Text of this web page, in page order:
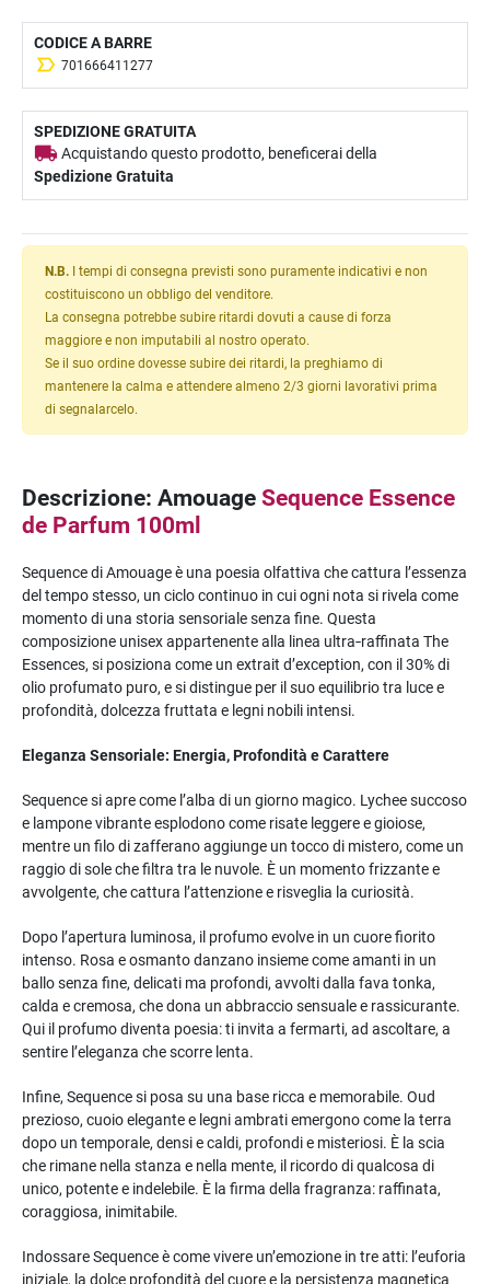
CODICE A BARRE
701666411277
SPEDIZIONE GRATUITA
Acquistando questo prodotto, beneficerai della
Spedizione Gratuita
N.B. I tempi di consegna previsti sono puramente indicativi e non
costituiscono un obbligo del venditore.
La consegna potrebbe subire ritardi dovuti a cause di forza
maggiore e non imputabili al nostro operato.
Se il suo ordine dovesse subire dei ritardi, la preghiamo di
mantenere la calma e attendere almeno 2/3 giorni lavorativi prima
di segnalarcelo.
Descrizione: Amouage Sequence Essence
de Parfum 100ml
Sequence di Amouage è una poesia olfattiva che cattura l’essenza
del tempo stesso, un ciclo continuo in cui ogni nota si rivela come
momento di una storia sensoriale senza fine. Questa
composizione unisex appartenente alla linea ultra‑raffinata The
Essences, si posiziona come un extrait d’exception, con il 30% di
olio profumato puro, e si distingue per il suo equilibrio tra luce e
profondità, dolcezza fruttata e legni nobili intensi.
Eleganza Sensoriale: Energia, Profondità e Carattere
Sequence si apre come l’alba di un giorno magico. Lychee succoso
e lampone vibrante esplodono come risate leggere e gioiose,
mentre un filo di zafferano aggiunge un tocco di mistero, come un
raggio di sole che filtra tra le nuvole. È un momento frizzante e
avvolgente, che cattura l’attenzione e risveglia la curiosità.
Dopo l’apertura luminosa, il profumo evolve in un cuore fiorito
intenso. Rosa e osmanto danzano insieme come amanti in un
ballo senza fine, delicati ma profondi, avvolti dalla fava tonka,
calda e cremosa, che dona un abbraccio sensuale e rassicurante.
Qui il profumo diventa poesia: ti invita a fermarti, ad ascoltare, a
sentire l’eleganza che scorre lenta.
Infine, Sequence si posa su una base ricca e memorabile. Oud
prezioso, cuoio elegante e legni ambrati emergono come la terra
dopo un temporale, densi e caldi, profondi e misteriosi. È la scia
che rimane nella stanza e nella mente, il ricordo di qualcosa di
unico, potente e indelebile. È la firma della fragranza: raffinata,
coraggiosa, inimitabile.
Indossare Sequence è come vivere un’emozione in tre atti: l’euforia
iniziale, la dolce profondità del cuore e la persistenza magnetica